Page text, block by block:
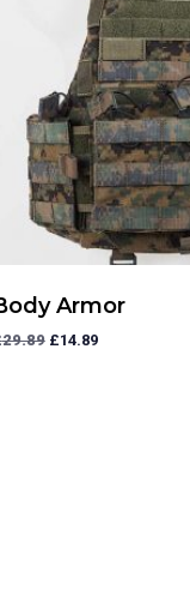
Armor
29.89 £14.89